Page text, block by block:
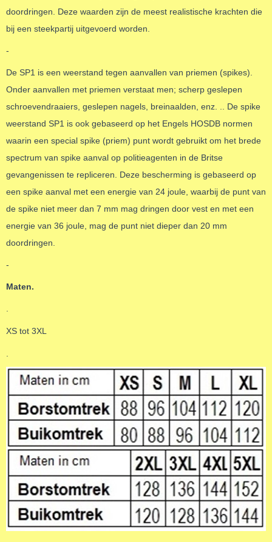
doordringen. Deze waarden zijn de meest realistische krachten die
bij een steekpartij uitgevoerd worden.
-
De SP1 is een weerstand tegen aanvallen van priemen (spikes).
Onder aanvallen met priemen verstaat men; scherp geslepen
schroevendraaiers, geslepen nagels, breinaalden, enz. .. De spike
weerstand SP1 is ook gebaseerd op het Engels HOSDB normen
waarin een special spike (priem) punt wordt gebruikt om het brede
spectrum van spike aanval op politieagenten in de Britse
gevangenissen te repliceren. Deze bescherming is gebaseerd op
een spike aanval met een energie van 24 joule, waarbij de punt van
de spike niet meer dan 7 mm mag dringen door vest en met een
energie van 36 joule, mag de punt niet dieper dan 20 mm
doordringen.
-
Maten.
XS tot 3XL